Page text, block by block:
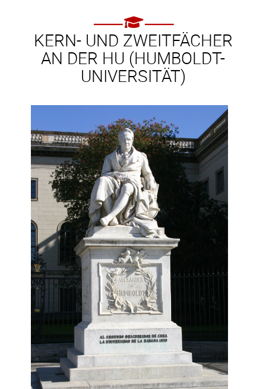
KERN- UND ZWEITFÄCHER
AN DER HU (HUMBOLDT-
UNIVERSITÄT)